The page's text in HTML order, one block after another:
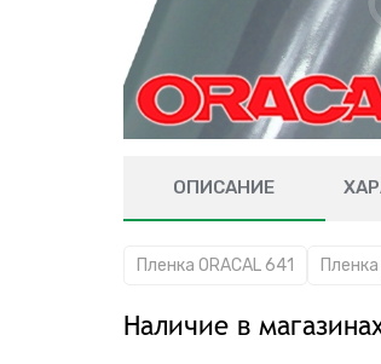
ОПИСАНИЕ
Пленка ORACAL 641
Наличие в